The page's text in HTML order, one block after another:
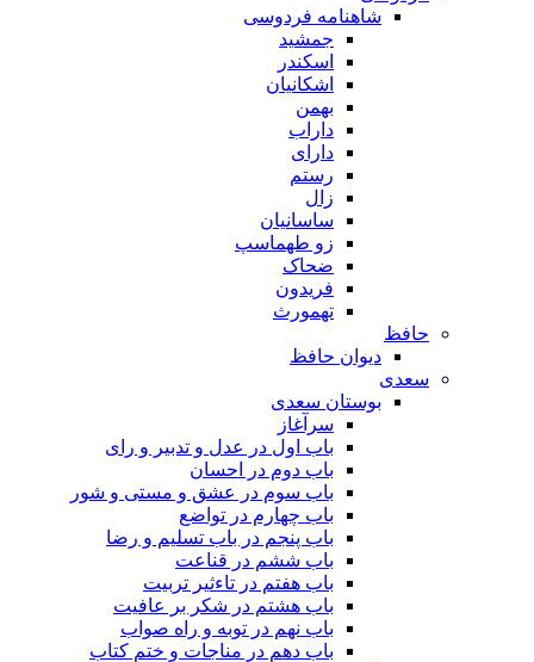
شاهنامه فردوسی
جمشید
اسکندر
اشکانیان
بهمن
داراب
دارای
رستم
زال
ساسانیان
زو طهماسپ‏
ضحاک
فریدون
تهمورث
حافظ
دیوان حافظ
سعدی
بوستان سعدی
سرآغاز
باب اول در عدل و تدبیر و رای
باب دوم در احسان
باب سوم در عشق و مستی و شور
باب چهارم در تواضع
باب پنجم در باب تسلیم و رضا
باب ششم در قناعت
باب هفتم در تاءثیر تربیت
باب هشتم در شکر بر عافیت
باب نهم در توبه و راه صواب
باب دهم در مناجات و ختم کتاب